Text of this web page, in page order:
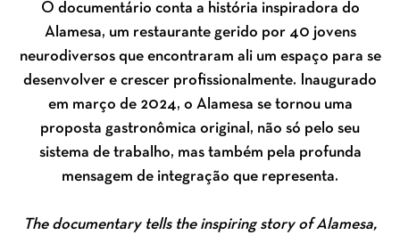
O documentário conta a história inspiradora do
Alamesa, um restaurante gerido por 40 jovens
neurodiversos que encontraram ali um espaço para se
desenvolver e crescer profissionalmente. Inaugurado
em março de 2024, o Alamesa se tornou uma
proposta gastronômica original, não só pelo seu
sistema de trabalho, mas também pela profunda
mensagem de integração que representa.
The documentary tells the inspiring story of Alamesa,